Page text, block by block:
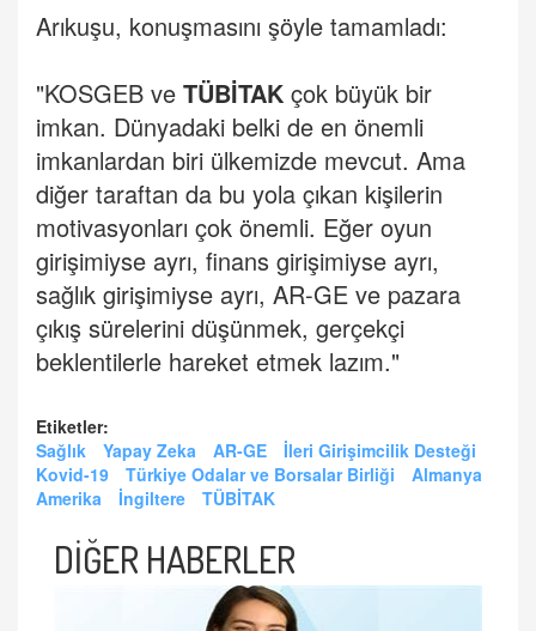
Arıkuşu, konuşmasını şöyle tamamladı:
"KOSGEB ve TÜBİTAK çok büyük bir
imkan. Dünyadaki belki de en önemli
imkanlardan biri ülkemizde mevcut. Ama
diğer taraftan da bu yola çıkan kişilerin
motivasyonları çok önemli. Eğer oyun
girişimiyse ayrı, finans girişimiyse ayrı,
sağlık girişimiyse ayrı, AR-GE ve pazara
çıkış sürelerini düşünmek, gerçekçi
beklentilerle hareket etmek lazım."
Etiketler:
Sağlık
Yapay Zeka AR-GE
İleri Girişimcilik Desteği
Kovid-19
Türkiye Odalar ve Borsalar Birliği
Almanya
Amerika
İngiltere TÜBİTAK
DİĞER HABERLER